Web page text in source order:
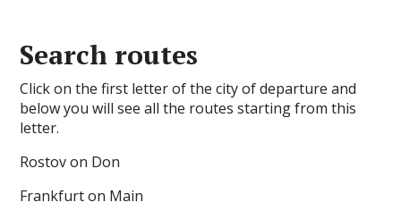
Search routes
Click on the first letter of the city of departure and
below you will see all the routes starting from this
letter.
Rostov on Don
Frankfurt on Main